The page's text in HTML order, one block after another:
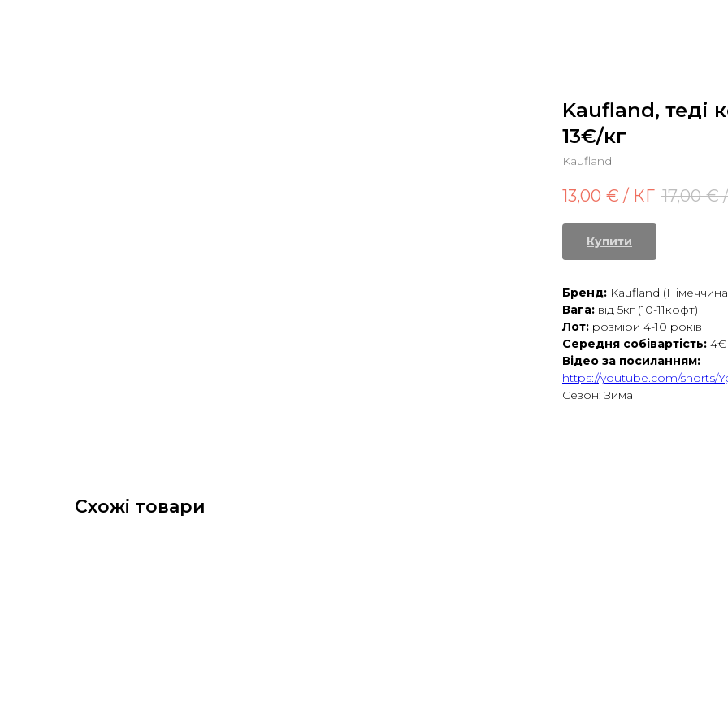
Kaufland, теді
13€/кг
Kaufland
13,00 € / КГ 17,00 €
Купити
Бренд: Kaufland
Вага: від 5кг (10-11кофт)
Лот: розміри 4-10 років
Середня собівартість: 4€
Відео за посиланням:
https://youtube.com/shorts/
Сезон: Зима
Схожі товари